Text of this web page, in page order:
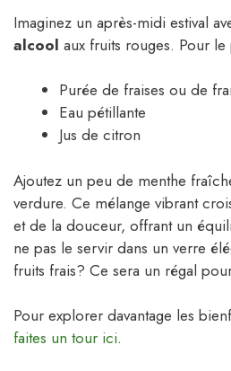
Imaginez un après-midi estival
alcool aux fruits rouges. Pour
Purée de fraises ou de
Eau pétillante
Jus de citron
Ajoutez un peu de menthe
verdure. Ce mélange vibrant
et de la douceur, offrant un
ne pas le servir dans un verre
fruits frais? Ce sera un régal
Pour explorer davantage les
faites un tour ici.